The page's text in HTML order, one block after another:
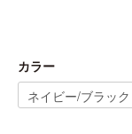
カラー